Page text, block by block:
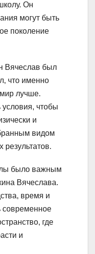
Он
могут быть
поколение
Вячеслав был
что именно
лучше.
чтобы
и
видом
результатов.
было важным
Вячеслава.
время и
современное
где
и